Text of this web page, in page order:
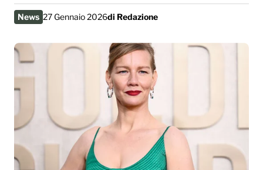
News 27 Gennaio 2026di Redazione